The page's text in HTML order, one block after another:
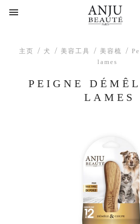

主页 犬 美容工具 美容梳
lames
PEIGNE
LAMES